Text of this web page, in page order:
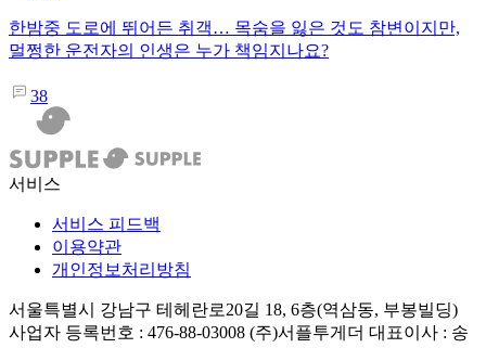
한밤중 도로에 뛰어든 취객… 목숨을 잃은 것도 참변이지만,
멀쩡한 운전자의 인생은 누가 책임지나요?
38
서비스
서비스 피드백
이용약관
개인정보처리방침
서울특별시 강남구 테헤란로20길 18, 6층(역삼동, 부봉빌딩)
사업자 등록번호 : 476-88-03008 (주)서플투게더 대표이사 : 송